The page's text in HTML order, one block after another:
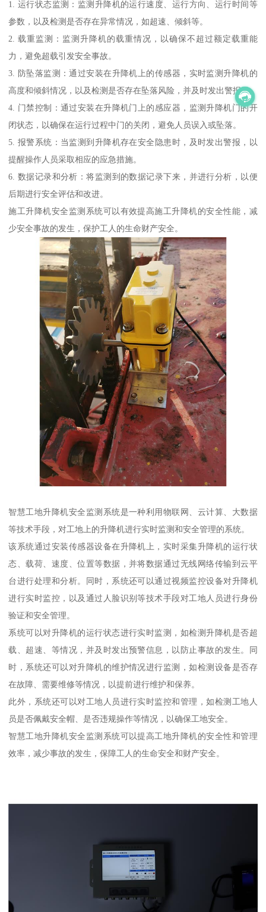
1. 运行状态监测：监测升降机的运行速度、运行方向、运行时间等
参数，以及检测是否存在异常情况，如超速、倾斜等。
2. 载重监测：监测升降机的载重情况，以确保不超过额定载重能
力，避免超载引发安全事故。
3. 防坠落监测：通过安装在升降机上的传感器，实时监测升降机的
高度和倾斜情况，以及检测是否存在坠落风险，并及时发出警报。
4. 门禁控制：通过安装在升降机门上的感应器，监测升降机门的开
闭状态，以确保在运行过程中门的关闭，避免人员误入或坠落。
5. 报警系统：当监测到升降机存在安全隐患时，及时发出警报，以
提醒操作人员采取相应的应急措施。
6. 数据记录和分析：将监测到的数据记录下来，并进行分析，以便
后期进行安全评估和改进。
施工升降机安全监测系统可以有效提高施工升降机的安全性能，减
少安全事故的发生，保护工人的生命财产安全。
智慧工地升降机安全监测系统是一种利用物联网、云计算、大数据
等技术手段，对工地上的升降机进行实时监测和安全管理的系统。
该系统通过安装传感器设备在升降机上，实时采集升降机的运行状
态、载荷、速度、位置等数据，并将数据通过无线网络传输到云平
台进行处理和分析。同时，系统还可以通过视频监控设备对升降机
进行实时监控，以及通过人脸识别等技术手段对工地人员进行身份
验证和安全管理。
系统可以对升降机的运行状态进行实时监测，如检测升降机是否超
载、超速、等情况，并及时发出预警信息，以防止事故的发生。同
时，系统还可以对升降机的维护情况进行监测，如检测设备是否存
在故障、需要维修等情况，以提前进行维护和保养。
此外，系统还可以对工地人员进行实时监控和管理，如检测工地人
员是否佩戴安全帽、是否违规操作等情况，以确保工地安全。
智慧工地升降机安全监测系统可以提高工地升降机的安全性和管理
效率，减少事故的发生，保障工人的生命安全和财产安全。